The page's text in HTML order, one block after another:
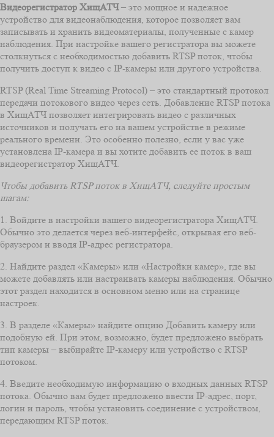
Видеорегистратор ХищАТЧ– это мощное и надежное
устройство для видеонаблюдения, которое позволяет вам
записывать и хранить видеоматериалы, полученные с камер
наблюдения. При настройке вашего регистратора вы можете
столкнуться с необходимостью добавить RTSP поток, чтобы
получить доступ к видео с IP-камеры или другого устройства.
RTSP (Real Time Streaming Protocol) – это стандартный протокол
передачи потокового видео через сеть. Добавление RTSP потока
в ХищАТЧ позволяет интегрировать видео с различных
источников и получать его на вашем устройстве в режиме
реального времени. Это особенно полезно, если у вас уже
установлена IP-камера и вы хотите добавить ее поток в ваш
видеорегистратор ХищАТЧ.
Чтобы добавить RTSP поток в ХищАТЧ, следуйте простым
шагам:
1. Войдите в настройки вашего видеорегистратора ХищАТЧ.
Обычно это делается через веб-интерфейс, открывая его веб-
браузером и вводя IP-адрес регистратора.
2. Найдите раздел «Камеры» или «Настройки камер», где вы
можете добавлять или настраивать камеры наблюдения. Обычно
этот раздел находится в основном меню или на странице
настроек.
3. В разделе «Камеры» найдите опцию Добавить камеру или
подобную ей. При этом, возможно, будет предложено выбрать
тип камеры – выбирайте IP-камеру или устройство с RTSP
потоком.
4. Введите необходимую информацию о входных данных RTSP
потока. Обычно вам будет предложено ввести IP-адрес, порт,
логин и пароль, чтобы установить соединение с устройством,
передающим RTSP поток.